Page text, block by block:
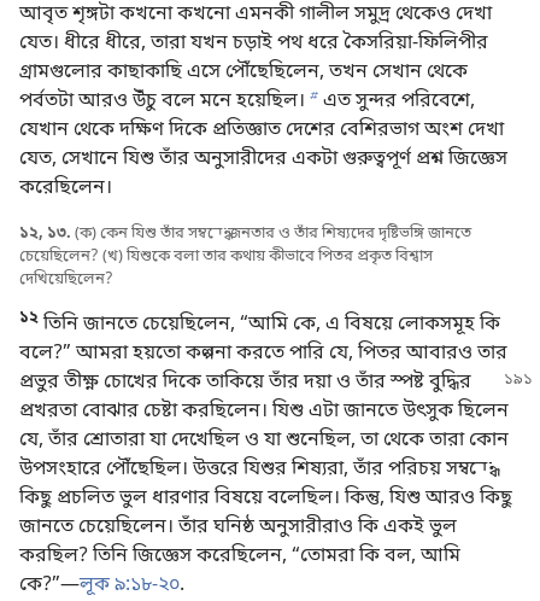
আবৃত শৃঙ্গটা কখনো কখনো এমনকী গালীল সমুদ্র থেকেও দেখা
যেত। ধীরে ধীরে, তারা যখন চড়াই পথ ধরে কৈসরিয়া-ফিলিপীর
গ্রামগুলোর কাছাকাছি এসে পৌঁছেছিলেন, তখন সেখান থেকে
পর্বতটা আরও উঁচু বলে মনে হয়েছিল। bএত সুন্দর পরিবেশে,
যেখান থেকে দক্ষিণ দিকে প্রতিজ্ঞাত দেশের বেশিরভাগ অংশ দেখা
যেত, সেখানে যিশু তাঁর অনুসারীদের একটা গুরুত্বপূর্ণ প্রশ্ন জিজ্ঞেস
করেছিলেন।
১২, ১৩. (ক) কেন যিশু তাঁর সম্বন্ধে জনতার ও তাঁর শিষ্যদের দৃষ্টিভঙ্গি জানতে
চেয়েছিলেন? (খ) যিশুকে বলা তার কথায় কীভাবে পিতর প্রকৃত বিশ্বাস
দেখিয়েছিলেন?
১২তিনি জানতে চেয়েছিলেন, “আমি কে, এ বিষয়ে লোকসমূহ কি
বলে?” আমরা হয়তো কল্পনা করতে পারি যে, পিতর আবারও তার
প্রভুর তীক্ষ্ণ চোখের দিকে তাকিয়েতাঁর দয়া ও তাঁর স্পষ্ট বুদ্ধির
প্রখরতা বোঝার চেষ্টা করছিলেন। যিশু এটা জানতে উৎসুক ছিলেন
যে, তাঁর শ্রোতারা যা দেখেছিল ও যা শুনেছিল, তা থেকে তারা কোন
উপসংহারে পৌঁছেছিল। উত্তরে যিশুর শিষ্যরা, তাঁর পরিচয় সম্বন্ধে
কিছু প্রচলিত ভুল ধারণার বিষয়ে বলেছিল। কিন্তু, যিশু আরও কিছু
জানতে চেয়েছিলেন। তাঁর ঘনিষ্ঠ অনুসারীরাও কি একই ভুল
করছিল? তিনি জিজ্ঞেস করেছিলেন, “তোমরা কি বল, আমি
কে?”—লূক ৯:১৮-২০.